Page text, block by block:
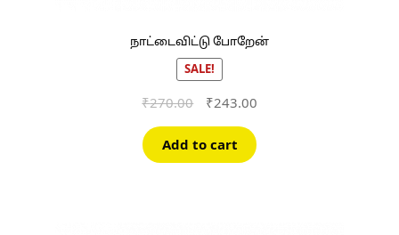
நாட்டைவிட்டு போறேன்
SALE!
₹270.00
Original
was:
₹270.00.
₹243.00Current
is:
Add to cart